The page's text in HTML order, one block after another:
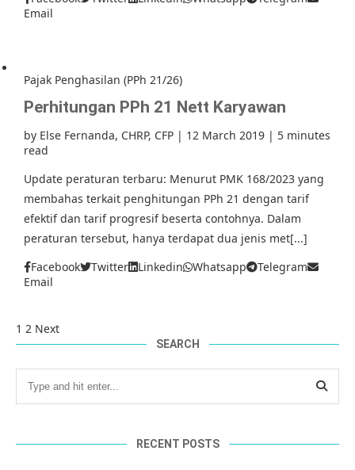
Email
Pajak Penghasilan (PPh 21/26)
Perhitungan PPh 21 Nett Karyawan
by Else Fernanda, CHRP, CFP | 12 March 2019 | 5 minutes
read
Update peraturan terbaru: Menurut PMK 168/2023 yang
membahas terkait penghitungan PPh 21 dengan tarif
efektif dan tarif progresif beserta contohnya. Dalam
peraturan tersebut, hanya terdapat dua jenis met[...]
Facebook
Twitter Linkedin Whatsapp
Telegram
Email
1 2 Next
SEARCH
RECENT POSTS